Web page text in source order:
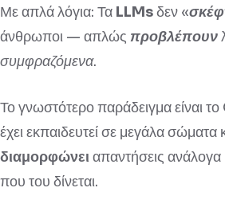
Με απλά λόγια: Τα LLMsδεν «
άνθρωποι — απλώς προβλέπουν
συμφραζόμενα.
Το γνωστότερο παράδειγμα είναι
έχει εκπαιδευτεί σε μεγάλα σώματα
διαμορφώνει απαντήσεις ανάλογα
που του δίνεται.